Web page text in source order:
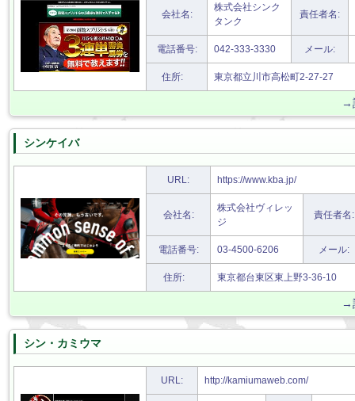
会社名:
株式会社シンク
タンク
責任者名:
電話番号: 042-333-3330 メール:
住所: 東京都立川市高松町2-27-27
→
シンケイバ
URL: https://www.kba.jp/
会社名:
株式会社ヴィレッ
ジ
責任者名:
電話番号: 03-4500-6206 メール:
住所: 東京都台東区東上野3-36-10
→
シン・カミウマ
URL: http://kamiumaweb.com/